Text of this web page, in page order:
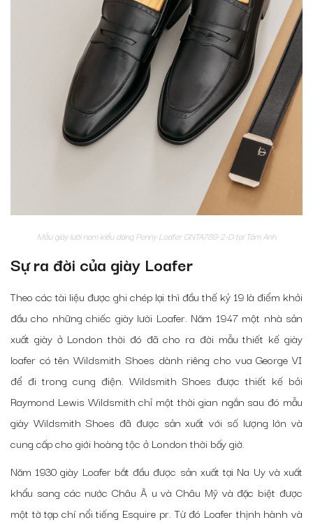
Mẫu giày lười nam kiểu dáng Penny Loafer GNTA789-2-D tại Tâm Anh
Sự ra đời của giày Loafer
Theo các tài liệu được ghi chép lại thì đầu thế kỷ 19 là điểm khởi
đầu cho những chiếc giày lười Loafer. Năm 1947 một nhà sản
xuất giày ở London thời đó đã cho ra đời mẫu thiết kế giày
loafer có tên Wildsmith Shoes dành riêng cho vua George VI
để đi trong cung điện. Wildsmith Shoes được thiết kế bởi
Raymond Lewis Wildsmith chỉ một thời gian ngắn sau đó mẫu
giày Wildsmith Shoes đã được sản xuất với số lượng lớn và
cung cấp cho giới hoàng tộc ở London thời bấy giờ.
Năm 1930 giày Loafer bắt đầu được sản xuất tại Na Uy và xuất
khẩu sang các nước Châu Â u và Châu Mỹ và đặc biệt được
một tờ tạp chí nổi tiếng Esquire pr. Từ đó Loafer thịnh hành và